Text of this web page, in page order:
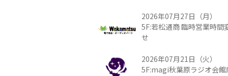
2026年07月27日（月）
5F:若松通商 臨時営業時間
せ
2026年07月21日（火）
5F:magi秋葉原ラジオ会館